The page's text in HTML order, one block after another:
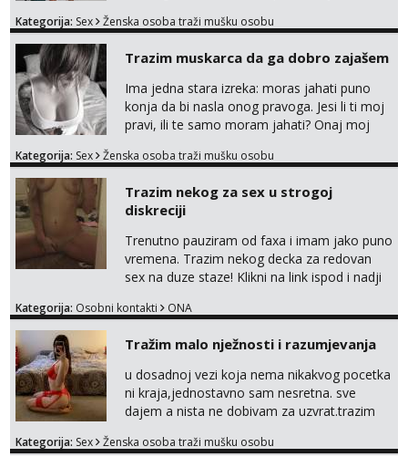
Kategorija: Sex Ženska osoba traži mušku osobu
Trazim muskarca da ga dobro zajašem
Ima jedna stara izreka: moras jahati puno
konja da bi nasla onog pravoga. Jesi li ti moj
pravi, ili te samo moram jahati? Onaj moj
na sexdater link i javi mi se tamo....
Kategorija: Sex Ženska osoba traži mušku osobu
Trazim nekog za sex u strogoj
diskreciji
Trenutno pauziram od faxa i imam jako puno
vremena. Trazim nekog decka za redovan
sex na duze staze! Klikni na link ispod i nadji
Kategorija: Osobni kontakti ONA
Tražim malo nježnosti i razumjevanja
u dosadnoj vezi koja nema nikakvog pocetka
ni kraja,jednostavno sam nesretna. sve
dajem a nista ne dobivam za uzvrat.trazim
trazim puno samo malo njeznosti i
Kategorija: Sex Ženska osoba traži mušku osobu